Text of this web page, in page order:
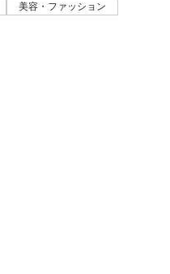
美容・ファッション